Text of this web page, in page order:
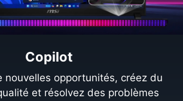
Copilot
nouvelles opportunités, créez du
et résolvez des problèmes